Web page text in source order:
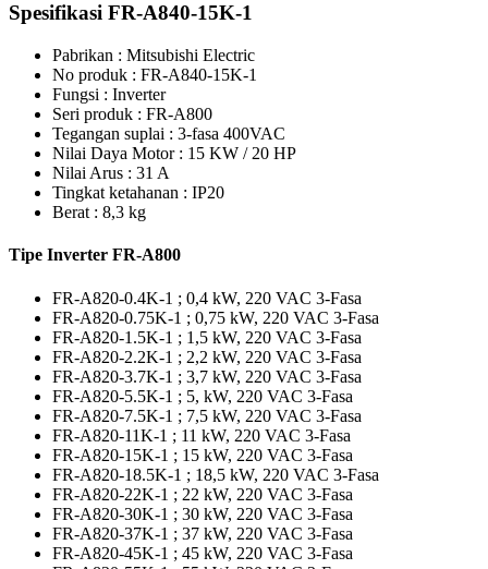
Spesifikasi FR-A840-15K-1
Pabrikan : Mitsubishi Electric
No produk : FR-A840-15K-1
Fungsi : Inverter
Seri produk : FR-A800
Tegangan suplai : 3-fasa 400VAC
Nilai Daya Motor : 15 KW / 20 HP
Nilai Arus : 31 A
Tingkat ketahanan : IP20
Berat : 8,3 kg
Tipe Inverter FR-A800
FR-A820-0.4K-1 ; 0,4 kW, 220 VAC 3-Fasa
FR-A820-0.75K-1 ; 0,75 kW, 220 VAC 3-Fasa
FR-A820-1.5K-1 ; 1,5 kW, 220 VAC 3-Fasa
FR-A820-2.2K-1 ; 2,2 kW, 220 VAC 3-Fasa
FR-A820-3.7K-1 ; 3,7 kW, 220 VAC 3-Fasa
FR-A820-5.5K-1 ; 5, kW, 220 VAC 3-Fasa
FR-A820-7.5K-1 ; 7,5 kW, 220 VAC 3-Fasa
FR-A820-11K-1 ; 11 kW, 220 VAC 3-Fasa
FR-A820-15K-1 ; 15 kW, 220 VAC 3-Fasa
FR-A820-18.5K-1 ; 18,5 kW, 220 VAC 3-Fasa
FR-A820-22K-1 ; 22 kW, 220 VAC 3-Fasa
FR-A820-30K-1 ; 30 kW, 220 VAC 3-Fasa
FR-A820-37K-1 ; 37 kW, 220 VAC 3-Fasa
FR-A820-45K-1 ; 45 kW, 220 VAC 3-Fasa